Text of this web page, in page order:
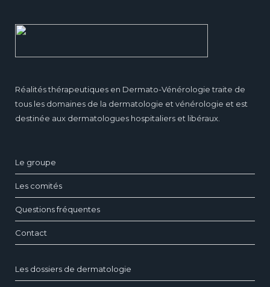
Réalités thérapeutiques en Dermato-Vénérologie traite de
tous les domaines de la dermatologie et vénérologie et est
destinée aux dermatologues hospitaliers et libéraux.
Le groupe
Les comités
Questions fréquentes
Contact
Les dossiers de dermatologie